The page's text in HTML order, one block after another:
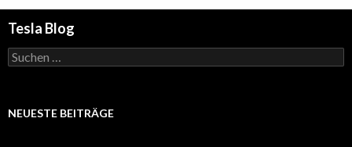
Tesla Blog
Suchen
nach:
NEUESTE BEITRÄGE